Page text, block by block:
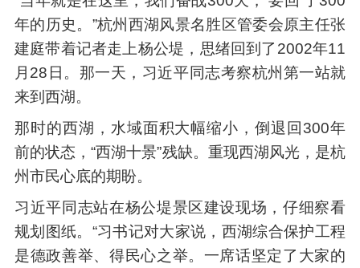
年的历史。”杭州西湖风景名胜区管委会原主任张
建庭带着记者走上杨公堤，思绪回到了2002年11
月28日。那一天，习近平同志考察杭州第一站就
来到西湖。
那时的西湖，水域面积大幅缩小，倒退回300年
前的状态，“西湖十景”残缺。重现西湖风光，是杭
州市民心底的期盼。
习近平同志站在杨公堤景区建设现场，仔细察看
规划图纸。“习书记对大家说，西湖综合保护工程
是德政善举、得民心之举。一席话坚定了大家的